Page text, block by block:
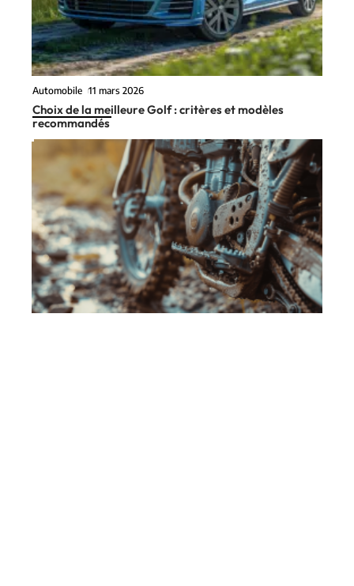
Automobile 11 mars 2026
Choix de la meilleure Golf : critères et modèles
recommandés